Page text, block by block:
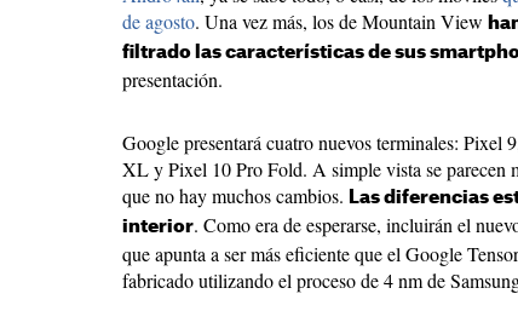
de agosto. Una vez más, los de Mountain View
filtrado las características de sus
presentación.
Google presentará cuatro nuevos terminales: Pixel
XL y Pixel 10 Pro Fold. A simple vista se parecen
que no hay muchos cambios. Las diferencias
interior. Como era de esperarse, incluirán el
que apunta a ser más eficiente que el Google
fabricado utilizando el proceso de 4 nm de